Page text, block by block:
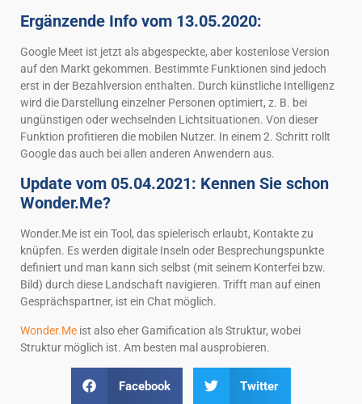
Ergänzende Info vom 13.05.2020:
Google Meet ist jetzt als abgespeckte, aber kostenlose Version
auf den Markt gekommen. Bestimmte Funktionen sind jedoch
erst in der Bezahlversion enthalten. Durch künstliche Intelligenz
wird die Darstellung einzelner Personen optimiert, z. B. bei
ungünstigen oder wechselnden Lichtsituationen. Von dieser
Funktion profitieren die mobilen Nutzer. In einem 2. Schritt rollt
Google das auch bei allen anderen Anwendern aus.
Update vom 05.04.2021: Kennen Sie schon
Wonder.Me?
Wonder.Me ist ein Tool, das spielerisch erlaubt, Kontakte zu
knüpfen. Es werden digitale Inseln oder Besprechungspunkte
definiert und man kann sich selbst (mit seinem Konterfei bzw.
Bild) durch diese Landschaft navigieren. Trifft man auf einen
Gesprächspartner, ist ein Chat möglich.
Wonder.Me ist also eher Gamification als Struktur, wobei
Struktur möglich ist. Am besten mal ausprobieren.
Facebook Twitter